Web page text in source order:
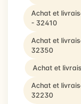
Achat et
- 32410
Achat et
32350
Achat et
Achat et
32230